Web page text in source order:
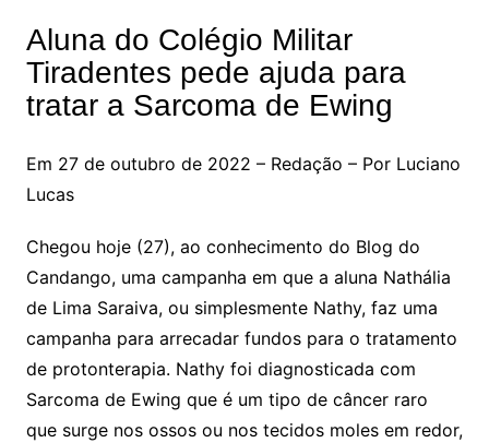
Aluna do Colégio Militar
Tiradentes pede ajuda para
tratar a Sarcoma de Ewing
Em 27 de outubro de 2022 – Redação – Por Luciano
Lucas
Chegou hoje (27), ao conhecimento do Blog do
Candango, uma campanha em que a aluna Nathália
de Lima Saraiva, ou simplesmente Nathy, faz uma
campanha para arrecadar fundos para o tratamento
de protonterapia. Nathy foi diagnosticada com
Sarcoma de Ewing que é um tipo de câncer raro
que surge nos ossos ou nos tecidos moles em redor,